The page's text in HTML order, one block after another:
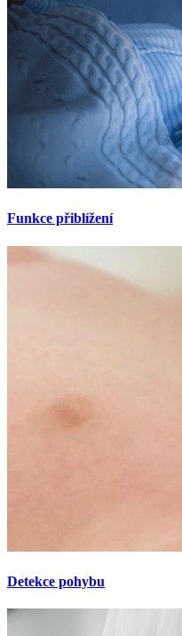
Funkce přiblížení
Detekce pohybu